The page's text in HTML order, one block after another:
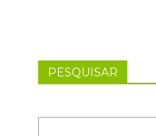
PESQUISAR